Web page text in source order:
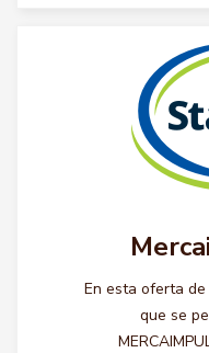
En esta oferta
que se